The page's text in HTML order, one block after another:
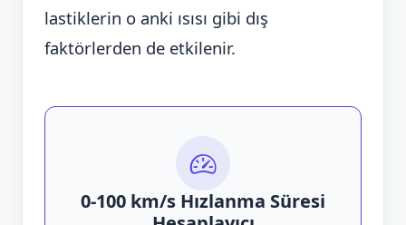
lastiklerin o anki ısısı gibi dış
faktörlerden de etkilenir.
0-100 km/s Hızlanma Süresi